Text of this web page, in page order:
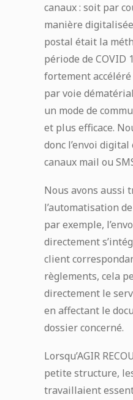
canaux : soit par
manière
postal était la
période de
fortement
par voie
un mode de
et plus efficace.
donc l’envoi
canaux mail ou
Nous avons aussi
l’automatisation
par exemple,
directement
client
règlements, cela
directement le
en affectant le
dossier concerné.
Lorsqu’AGIR
petite structure,
travaillaient